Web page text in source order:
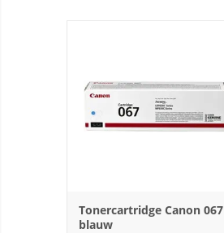
Tonercartridge Canon 067
blauw